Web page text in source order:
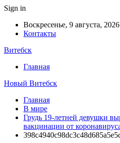
Sign in
Воскресенье, 9 августа, 2026
Контакты
Витебск
Главная
Новый Витебск
Главная
В мире
Грудь 19-летней девушки
вакцинации от